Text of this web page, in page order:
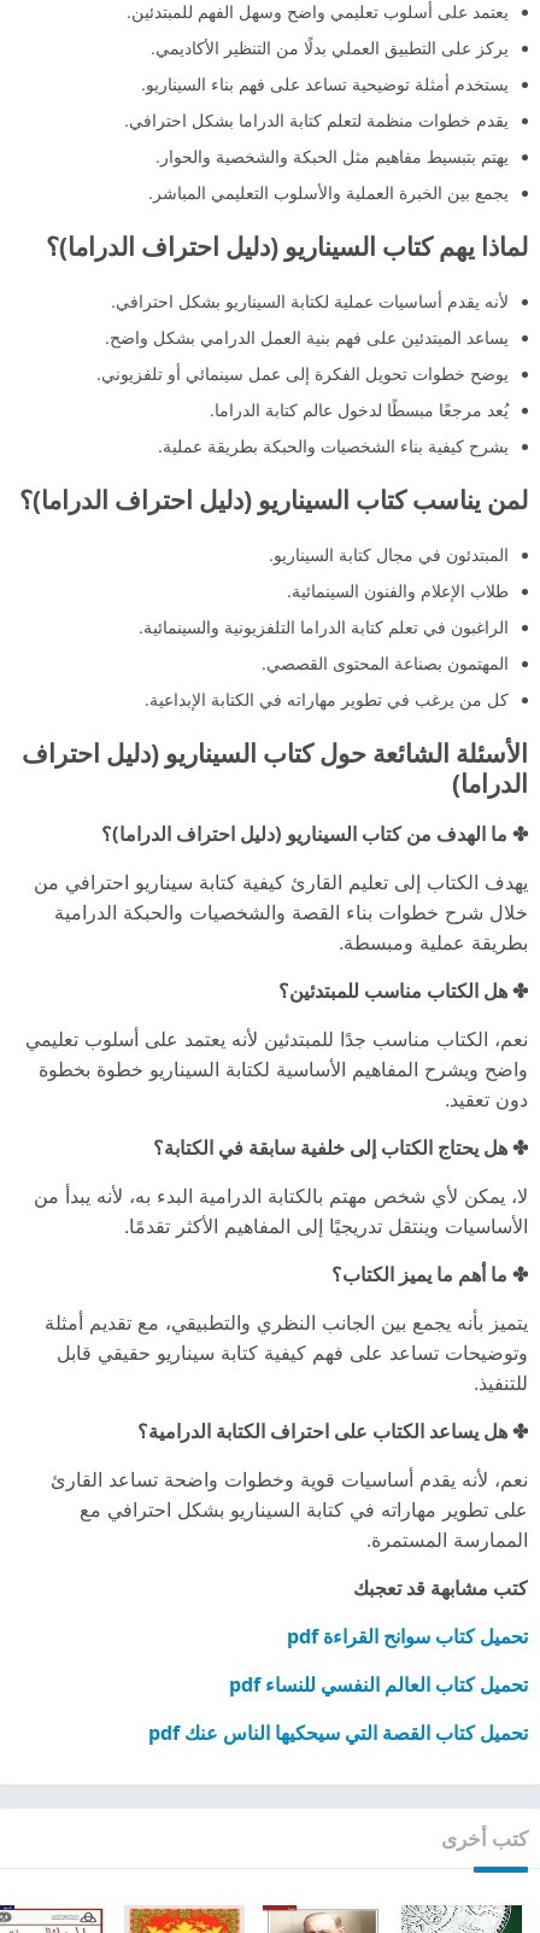
يعتمد على أسلوب تعليمي واضح وسهل الفهم للمبتدئين.
يركز على التطبيق العملي بدلًا من التنظير الأكاديمي.
يستخدم أمثلة توضيحية تساعد على فهم بناء السيناريو.
يقدم خطوات منظمة لتعلم كتابة الدراما بشكل احترافي.
يهتم بتبسيط مفاهيم مثل الحبكة والشخصية والحوار.
يجمع بين الخبرة العملية والأسلوب التعليمي المباشر.
لماذا يهم كتاب السيناريو (دليل احتراف الدراما)؟
لأنه يقدم أساسيات عملية لكتابة السيناريو بشكل احترافي.
يساعد المبتدئين على فهم بنية العمل الدرامي بشكل واضح.
يوضح خطوات تحويل الفكرة إلى عمل سينمائي أو تلفزيوني.
يُعد مرجعًا مبسطًا لدخول عالم كتابة الدراما.
يشرح كيفية بناء الشخصيات والحبكة بطريقة عملية.
لمن يناسب كتاب السيناريو (دليل احتراف الدراما)؟
المبتدئون في مجال كتابة السيناريو.
طلاب الإعلام والفنون السينمائية.
الراغبون في تعلم كتابة الدراما التلفزيونية والسينمائية.
المهتمون بصناعة المحتوى القصصي.
كل من يرغب في تطوير مهاراته في الكتابة الإبداعية.
الأسئلة الشائعة حول كتاب السيناريو (دليل احتراف
الدراما)
✤ ما الهدف من كتاب السيناريو (دليل احتراف الدراما)؟
يهدف الكتاب إلى تعليم القارئ كيفية كتابة سيناريو احترافي من
خلال شرح خطوات بناء القصة والشخصيات والحبكة الدرامية
بطريقة عملية ومبسطة.
✤ هل الكتاب مناسب للمبتدئين؟
نعم، الكتاب مناسب جدًا للمبتدئين لأنه يعتمد على أسلوب تعليمي
واضح ويشرح المفاهيم الأساسية لكتابة السيناريو خطوة بخطوة
دون تعقيد.
✤ هل يحتاج الكتاب إلى خلفية سابقة في الكتابة؟
لا، يمكن لأي شخص مهتم بالكتابة الدرامية البدء به، لأنه يبدأ من
الأساسيات وينتقل تدريجيًا إلى المفاهيم الأكثر تقدمًا.
✤ ما أهم ما يميز الكتاب؟
يتميز بأنه يجمع بين الجانب النظري والتطبيقي، مع تقديم أمثلة
وتوضيحات تساعد على فهم كيفية كتابة سيناريو حقيقي قابل
للتنفيذ.
✤ هل يساعد الكتاب على احتراف الكتابة الدرامية؟
نعم، لأنه يقدم أساسيات قوية وخطوات واضحة تساعد القارئ
على تطوير مهاراته في كتابة السيناريو بشكل احترافي مع
الممارسة المستمرة.
كتب مشابهة قد تعجبك
تحميل كتاب سوانح القراءة pdf
تحميل كتاب العالم النفسي للنساء pdf
تحميل كتاب القصة التي سيحكيها الناس عنك pdf
كتب أخرى